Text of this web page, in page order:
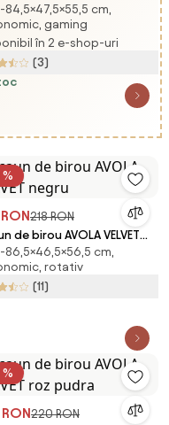
84,5×47,5×55,5 cm,
gaming
în 2 e-shop-uri
(3)
%
218 RON
de birou AVOLA VELVET
86,5×46,5×56,5 cm,
rotativ
(11)
%
220 RON